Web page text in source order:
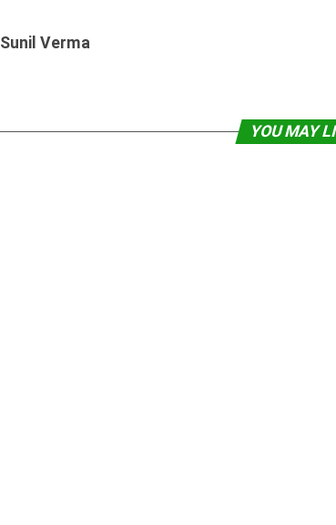
Sunil Verma
YOU MAY